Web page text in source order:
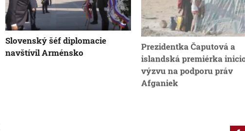
Slovenský šéf diplomacie
navštívil Arménsko
Prezidentka Čaputová a
islandská premiérka
výzvu na podporu práv
Afganiek